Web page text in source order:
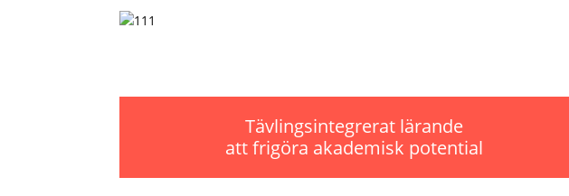
Tävlingsintegrerat lärande
att frigöra akademisk potential